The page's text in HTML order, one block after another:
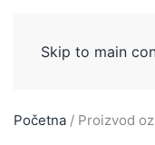
Skip to main
Početna / Proizvod